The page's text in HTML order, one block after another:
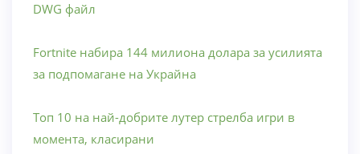
DWG файл
Fortnite набира 144 милиона долара за усилията
за подпомагане на Украйна
Топ 10 на най-добрите лутер стрелба игри в
момента, класирани